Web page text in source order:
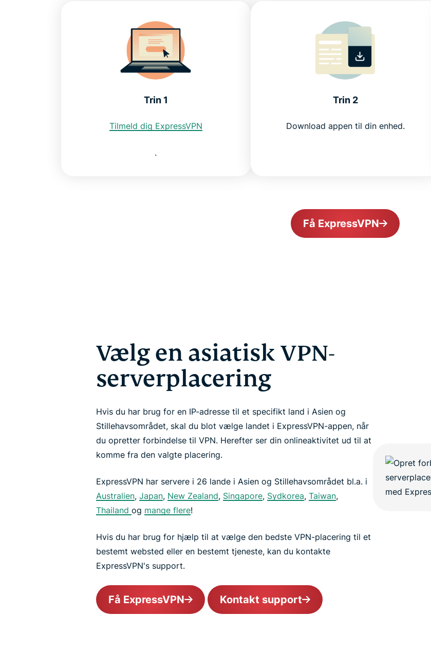
Trin 1
Tilmeld dig ExpressVPN
.
Trin 2
Download appen til din enhed.
Få ExpressVPN
Vælg en asiatisk VPN-
serverplacering
Hvis du har brug for en IP-adresse til et specifikt land i Asien og
Stillehavsområdet, skal du blot vælge landet i ExpressVPN-appen, når
du opretter forbindelse til VPN. Herefter ser din onlineaktivitet ud til at
komme fra den valgte placering.
ExpressVPN har servere i 26 lande i Asien og Stillehavsområdet bl.a. i
Australien, Japan, New Zealand, Singapore, Sydkorea, Taiwan,
Thailand og mange flere!
Hvis du har brug for hjælp til at vælge den bedste VPN-placering til et
bestemt websted eller en bestemt tjeneste, kan du kontakte
ExpressVPN's support.
Få ExpressVPN Kontakt support